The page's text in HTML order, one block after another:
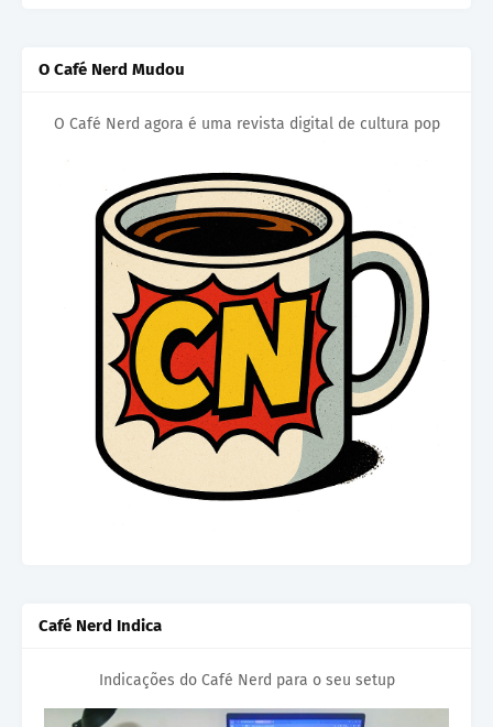
O Café Nerd Mudou
O Café Nerd agora é uma revista digital de cultura pop
Café Nerd Indica
Indicações do Café Nerd para o seu setup